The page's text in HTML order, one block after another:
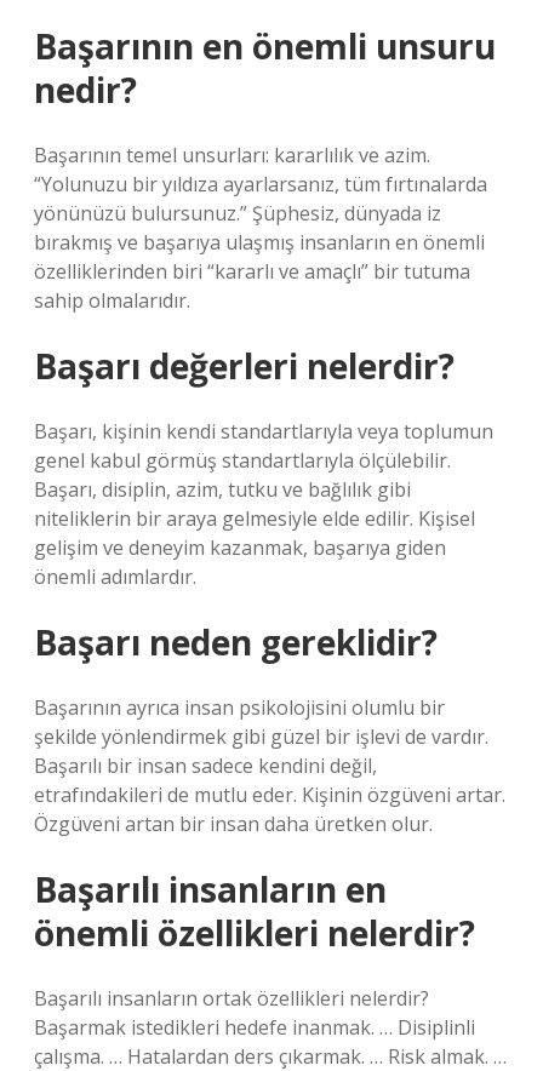
Başarının en önemli unsuru
nedir?
Başarının temel unsurları: kararlılık ve azim.
“Yolunuzu bir yıldıza ayarlarsanız, tüm fırtınalarda
yönünüzü bulursunuz.” Şüphesiz, dünyada iz
bırakmış ve başarıya ulaşmış insanların en önemli
özelliklerinden biri “kararlı ve amaçlı” bir tutuma
sahip olmalarıdır.
Başarı değerleri nelerdir?
Başarı, kişinin kendi standartlarıyla veya toplumun
genel kabul görmüş standartlarıyla ölçülebilir.
Başarı, disiplin, azim, tutku ve bağlılık gibi
niteliklerin bir araya gelmesiyle elde edilir. Kişisel
gelişim ve deneyim kazanmak, başarıya giden
önemli adımlardır.
Başarı neden gereklidir?
Başarının ayrıca insan psikolojisini olumlu bir
şekilde yönlendirmek gibi güzel bir işlevi de vardır.
Başarılı bir insan sadece kendini değil,
etrafındakileri de mutlu eder. Kişinin özgüveni artar.
Özgüveni artan bir insan daha üretken olur.
Başarılı insanların en
önemli özellikleri nelerdir?
Başarılı insanların ortak özellikleri nelerdir?
Başarmak istedikleri hedefe inanmak. … Disiplinli
çalışma. … Hatalardan ders çıkarmak. … Risk almak. …